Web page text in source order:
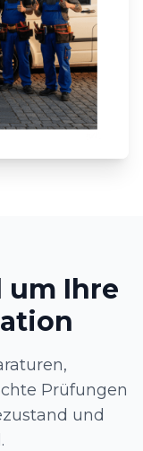
um Ihre
Prüfungen
und